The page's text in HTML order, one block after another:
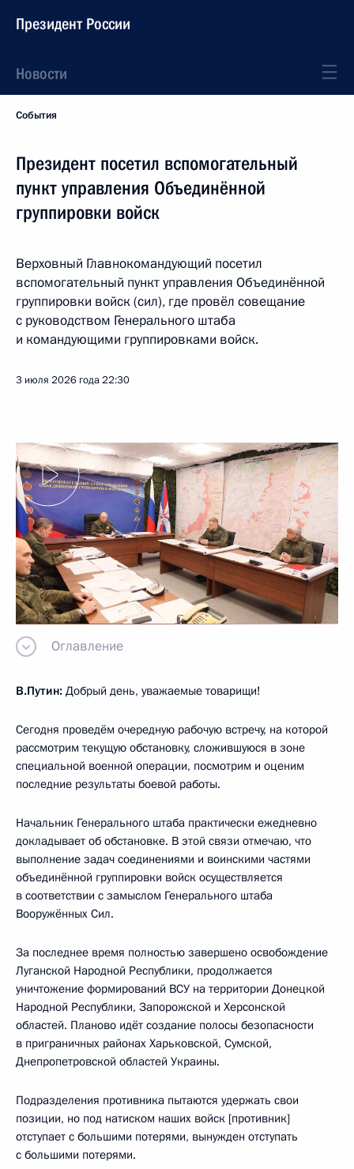
Президент России
Новости
События
Президент посетил вспомогательный
пункт управления Объединённой
группировки войск
Верховный Главнокомандующий посетил
вспомогательный пункт управления Объединённой
группировки войск (сил), где провёл совещание
с руководством Генерального штаба
и командующими группировками войск.
3 июля 2026 года22:30
Оглавление
В.Путин: Добрый день, уважаемые товарищи!
Сегодня проведём очередную рабочую встречу, на которой
рассмотрим текущую обстановку, сложившуюся в зоне
специальной военной операции, посмотрим и оценим
последние результаты боевой работы.
Начальник Генерального штаба практически ежедневно
докладывает об обстановке. В этой связи отмечаю, что
выполнение задач соединениями и воинскими частями
объединённой группировки войск осуществляется
в соответствии с замыслом Генерального штаба
Вооружённых Сил.
За последнее время полностью завершено освобождение
Луганской Народной Республики, продолжается
уничтожение формирований ВСУ на территории Донецкой
Народной Республики, Запорожской и Херсонской
областей. Планово идёт создание полосы безопасности
в приграничных районах Харьковской, Сумской,
Днепропетровской областей Украины.
Подразделения противника пытаются удержать свои
позиции, но под натиском наших войск [противник]
отступает с большими потерями, вынужден отступать
с большими потерями.